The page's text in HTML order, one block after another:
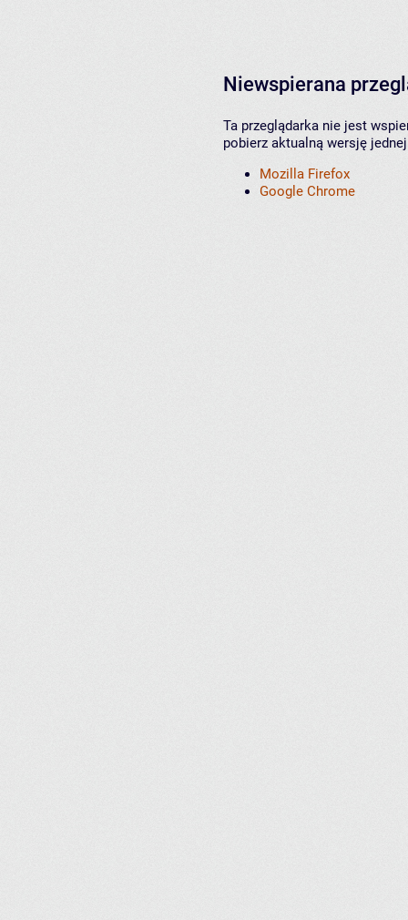
Niewspierana
Ta przeglądarka nie jest
pobierz aktualną wersję
Mozilla Firefox
Google Chrome